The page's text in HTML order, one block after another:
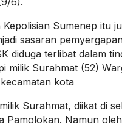
Sumenep itu
sasaran
diduga terlibat dalam
milik Surahmat (52)
kota
Surahmat, diikat di
Pamolokan. Namun oleh